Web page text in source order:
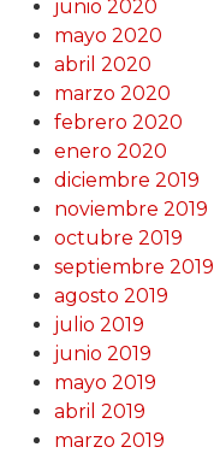
junio 2020
mayo 2020
abril 2020
marzo 2020
febrero 2020
enero 2020
diciembre 2019
noviembre 2019
octubre 2019
septiembre 2019
agosto 2019
julio 2019
junio 2019
mayo 2019
abril 2019
marzo 2019